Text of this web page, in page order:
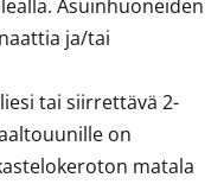
Asuinhuoneiden
ja/tai
tai siirrettävä 2-
on
matala